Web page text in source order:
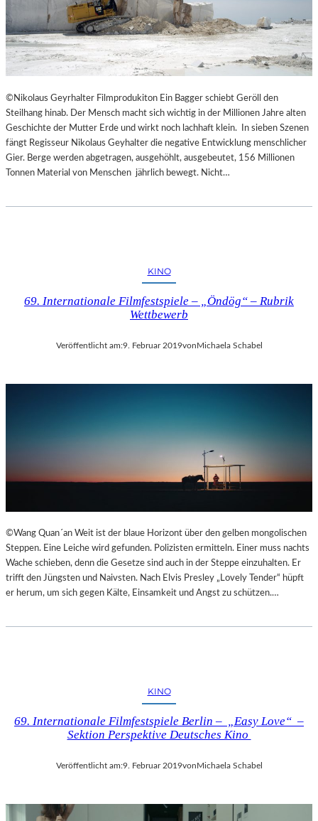
©Nikolaus Geyrhalter Filmprodukiton Ein Bagger schiebt Geröll den
Steilhang hinab. Der Mensch macht sich wichtig in der Millionen Jahre alten
Geschichte der Mutter Erde und wirkt noch lachhaft klein. In sieben Szenen
fängt Regisseur Nikolaus Geyhalter die negative Entwicklung menschlicher
Gier. Berge werden abgetragen, ausgehöhlt, ausgebeutet, 156 Millionen
Tonnen Material von Menschen jährlich bewegt. Nicht…
KINO
69. Internationale Filmfestspiele – „Öndög“ – Rubrik
Wettbewerb
Veröffentlicht am:9. Februar 2019vonMichaela Schabel
©Wang Quan´an Weit ist der blaue Horizont über den gelben mongolischen
Steppen. Eine Leiche wird gefunden. Polizisten ermitteln. Einer muss nachts
Wache schieben, denn die Gesetze sind auch in der Steppe einzuhalten. Er
trifft den Jüngsten und Naivsten. Nach Elvis Presley „Lovely Tender“ hüpft
er herum, um sich gegen Kälte, Einsamkeit und Angst zu schützen.…
KINO
69. Internationale Filmfestspiele Berlin – „Easy Love“ –
Sektion Perspektive Deutsches Kino
Veröffentlicht am:9. Februar 2019vonMichaela Schabel